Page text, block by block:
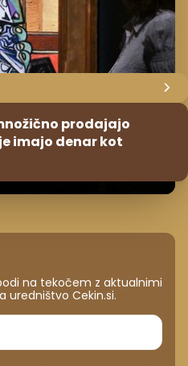
prodajajo
imajo denar kot
na tekočem z aktualnimi
uredništvo Cekin.si.